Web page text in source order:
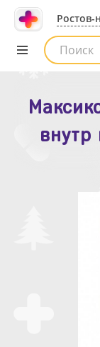
Ростов-
Список аптек
Зодак